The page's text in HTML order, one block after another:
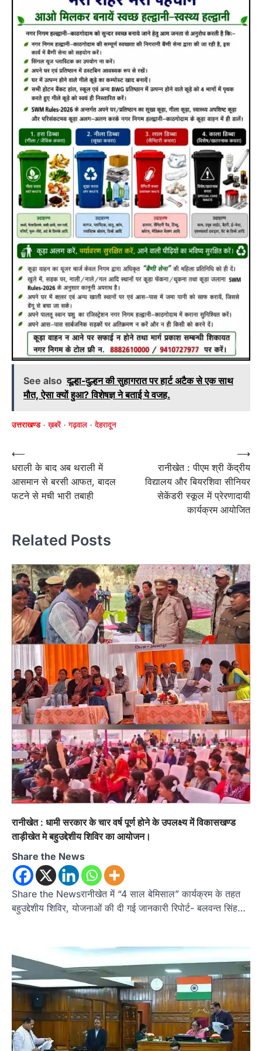
See also दूल्हा-दुल्हन की सुहागरात पर हार्ट अटैक से एक साथ
मौत, ऐसा क्यों हुआ? विशेषज्ञ ने बताई ये वजह.
उत्तराखण्ड ख़बरें गढ़वाल देहरादून
Post
navigation
⟵
धराली के बाद अब थराली में
आसमान से बरसी आफत, बादल
फटने से मची भारी तबाही
रानीखेत : पीएम श्री केंद्रीय
विद्यालय और बियरशिवा सीनियर
सेकेंडरी स्कूल में प्रेरणादायी
कार्यक्रम आयोजित
⟶
Related Posts
रानीखेत : धामी सरकार के चार वर्ष पूर्ण होने के उपलक्ष्य में विकासखण्ड
ताड़ीखेत मे बहुउद्देशीय शिविर का आयोजन।
Share the News
Share the Newsरानीखेत में “4 साल बेमिसाल” कार्यक्रम के तहत
बहुउद्देशीय शिविर, योजनाओं की दी गई जानकारी रिपोर्ट- बलवन्त सिंह…
अल्मोड़ा उत्तराखण्ड कुमाऊं ख़बरें
ताड़ीखेत में 10 अगस्त से शुरू होंगी मुख्यमंत्री
खिलाड़ी प्रोत्साहन योजना की खेल
प्रतियोगिताएं, तैयारियां पूरी